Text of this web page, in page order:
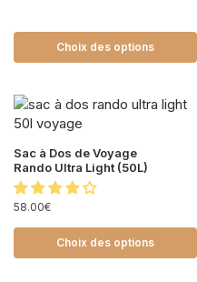
Choix des options
Sac à Dos de Voyage
Rando Ultra Light (50L)
58.00€
Choix des options